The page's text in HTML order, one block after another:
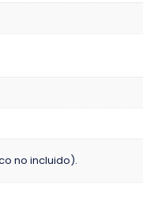
no incluido).